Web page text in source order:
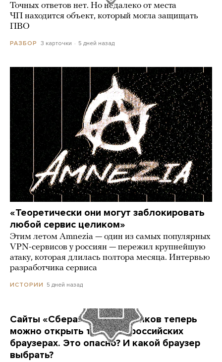
Точных ответов нет. Но недалеко от места
ЧП находится объект, который могла защищать
ПВО
РАЗБОР 3 карточки 5 дней назад
«Теоретически они могут заблокировать
любой сервис целиком»
Этим летом Amnezia — один из самых популярных
VPN-сервисов у россиян — пережил крупнейшую
атаку, которая длилась полтора месяца. Интервью
разработчика сервиса
ИСТОРИИ 5 дней назад
Сайты «Сбера» и других банков теперь
можно открыть только в российских
браузерах. Это опасно? И какой браузер
выбрать?